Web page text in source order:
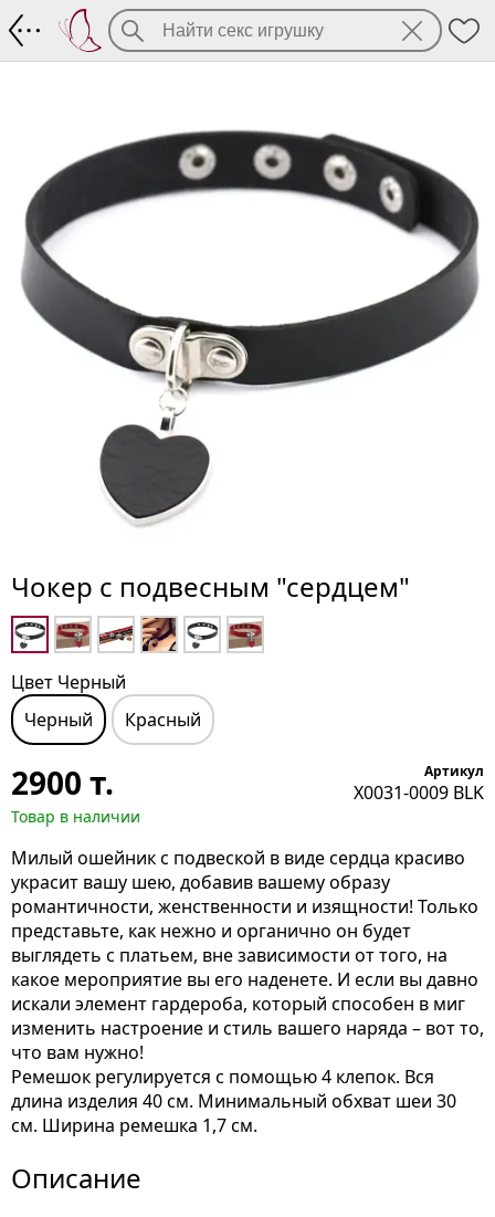
Чокер с подвесным "сердцем"
Цвет Черный
Черный
Красный
2900 т.
Товар в наличии
Артикул
X0031-0009 BLK
Милый ошейник с подвеской в виде сердца красиво
украсит вашу шею, добавив вашему образу
романтичности, женственности и изящности! Только
представьте, как нежно и органично он будет
выглядеть с платьем, вне зависимости от того, на
какое мероприятие вы его наденете. И если вы давно
искали элемент гардероба, который способен в миг
изменить настроение и стиль вашего наряда – вот то,
что вам нужно!
Ремешок регулируется с помощью 4 клепок. Вся
длина изделия 40 см. Минимальный обхват шеи 30
см. Ширина ремешка 1,7 см.
Описание
Чокер с подвесным "сердцем"